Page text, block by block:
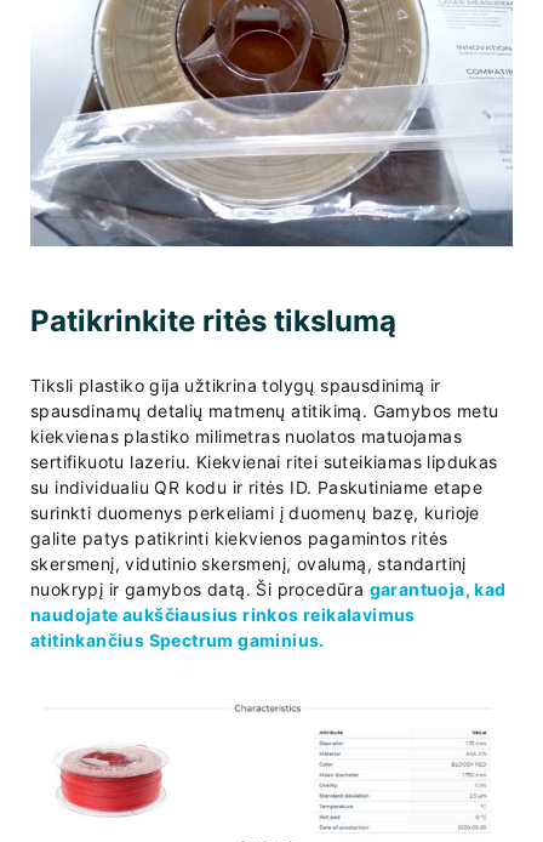
Patikrinkite ritės tikslumą
Tiksli plastiko gija užtikrina tolygų spausdinimą ir
spausdinamų detalių matmenų atitikimą. Gamybos metu
kiekvienas plastiko milimetras nuolatos matuojamas
sertifikuotu lazeriu. Kiekvienai ritei suteikiamas lipdukas
su individualiu QR kodu ir ritės ID. Paskutiniame etape
surinkti duomenys perkeliami į duomenų bazę, kurioje
galite patys patikrinti kiekvienos pagamintos ritės
skersmenį, vidutinio skersmenį, ovalumą, standartinį
nuokrypį ir gamybos datą. Ši procedūra garantuoja, kad
naudojate aukščiausius rinkos reikalavimus
atitinkančius Spectrum gaminius.